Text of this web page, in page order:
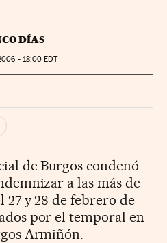
DÍAS
- 18:00 EDT
Sociales
de Burgos condenó
a las más de
27 y 28 de febrero de
por el temporal en
Armiñón.